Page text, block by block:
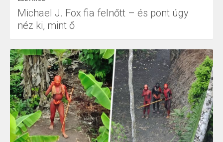
Michael J. Fox fia felnőtt – és pont úgy
néz ki, mint ő